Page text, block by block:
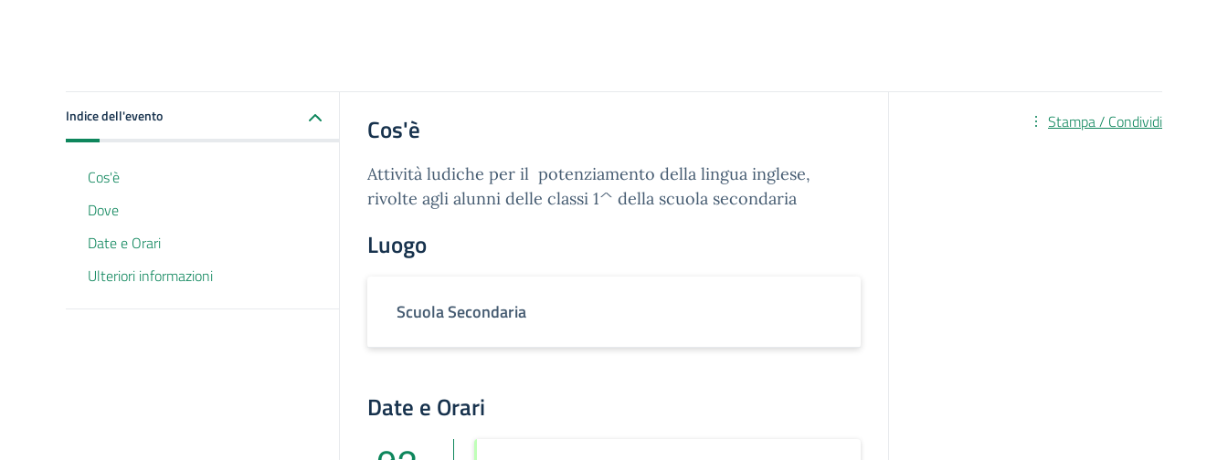
Indice dell'evento
Cos'è
Dove
Date e Orari
Ulteriori informazioni
Cos'è
Attività ludiche per il potenziamento della lingua inglese,
rivolte agli alunni delle classi 1^ della scuola secondaria
Luogo
Scuola Secondaria
Date e Orari
Stampa / Condividi